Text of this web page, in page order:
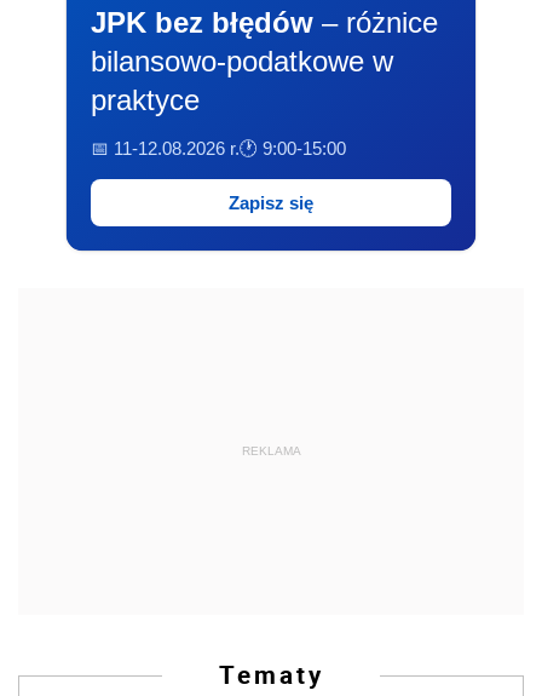
JPK bez błędów – różnice
bilansowo-podatkowe w
praktyce
📅 11-12.08.2026 r.🕐 9:00-15:00
Zapisz się
REKLAMA
Tematy